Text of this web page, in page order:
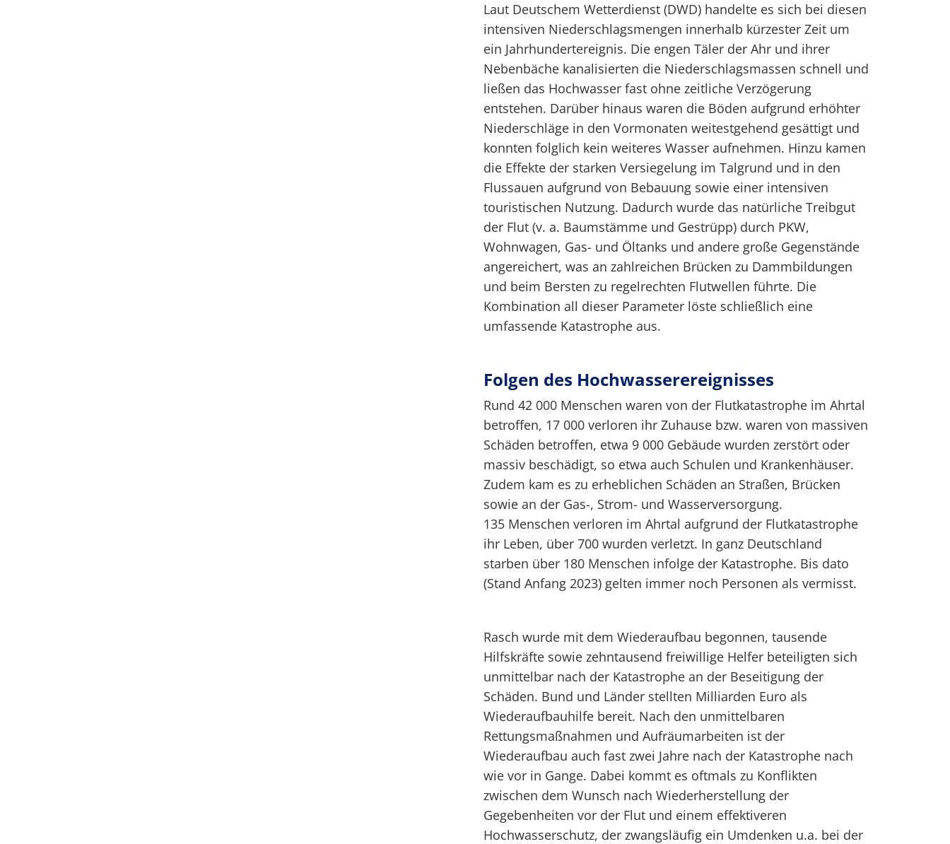
Laut Deutschem Wetterdienst (DWD) handelte es sich bei diesen
intensiven Niederschlagsmengen innerhalb kürzester Zeit um
ein Jahrhundertereignis. Die engen Täler der Ahr und ihrer
Nebenbäche kanalisierten die Niederschlagsmassen schnell und
ließen das Hochwasser fast ohne zeitliche Verzögerung
entstehen. Darüber hinaus waren die Böden aufgrund erhöhter
Niederschläge in den Vormonaten weitestgehend gesättigt und
konnten folglich kein weiteres Wasser aufnehmen. Hinzu kamen
die Effekte der starken Versiegelung im Talgrund und in den
Flussauen aufgrund von Bebauung sowie einer intensiven
touristischen Nutzung. Dadurch wurde das natürliche Treibgut
der Flut (v. a. Baumstämme und Gestrüpp) durch PKW,
Wohnwagen, Gas- und Öltanks und andere große Gegenstände
angereichert, was an zahlreichen Brücken zu Dammbildungen
und beim Bersten zu regelrechten Flutwellen führte. Die
Kombination all dieser Parameter löste schließlich eine
umfassende Katastrophe aus.
Folgen des Hochwasserereignisses
Rund 42 000 Menschen waren von der Flutkatastrophe im Ahrtal
betroffen, 17 000 verloren ihr Zuhause bzw. waren von massiven
Schäden betroffen, etwa 9 000 Gebäude wurden zerstört oder
massiv beschädigt, so etwa auch Schulen und Krankenhäuser.
Zudem kam es zu erheblichen Schäden an Straßen, Brücken
sowie an der Gas-, Strom- und Wasserversorgung.
135 Menschen verloren im Ahrtal aufgrund der Flutkatastrophe
ihr Leben, über 700 wurden verletzt. In ganz Deutschland
starben über 180 Menschen infolge der Katastrophe. Bis dato
(Stand Anfang 2023) gelten immer noch Personen als vermisst.
Rasch wurde mit dem Wiederaufbau begonnen, tausende
Hilfskräfte sowie zehntausend freiwillige Helfer beteiligten sich
unmittelbar nach der Katastrophe an der Beseitigung der
Schäden. Bund und Länder stellten Milliarden Euro als
Wiederaufbauhilfe bereit. Nach den unmittelbaren
Rettungsmaßnahmen und Aufräumarbeiten ist der
Wiederaufbau auch fast zwei Jahre nach der Katastrophe nach
wie vor in Gange. Dabei kommt es oftmals zu Konflikten
zwischen dem Wunsch nach Wiederherstellung der
Gegebenheiten vor der Flut und einem effektiveren
Hochwasserschutz, der zwangsläufig ein Umdenken u.a. bei der